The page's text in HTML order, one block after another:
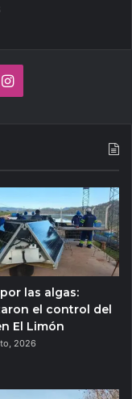
Instagram
las algas:
el control del
El Limón
2026